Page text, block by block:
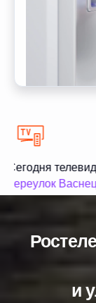
Сегодня
переулок
и